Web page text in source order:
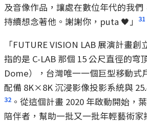
及音像作品，讓處在數位年代的我
持續想念著他。謝謝你，puta 🖤」 31
「FUTURE VISION LAB 展演計畫
指的是 C-LAB 那個 15 公尺直徑的穹
Dome），台灣唯一一個巨型移動式
配備 8K×8K 沉浸影像投影系統與
32 。從這個計畫 2020 年啟動開始，
陪伴者，幫助一批又一批年輕藝術